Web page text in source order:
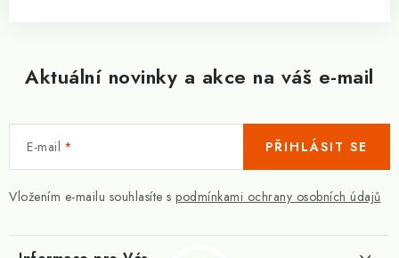
Aktuální novinky a akce na váš e-mail
E-mail
Vložením e-mailu souhlasíte s podmínkami ochrany osobních údajů
PŘIHLÁSIT SE